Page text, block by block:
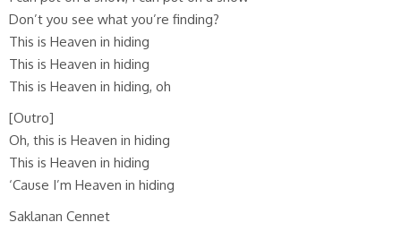
Don’t you see what you’re finding?
This is Heaven in hiding
This is Heaven in hiding
This is Heaven in hiding, oh
[Outro]
Oh, this is Heaven in hiding
This is Heaven in hiding
‘Cause I’m Heaven in hiding
Saklanan Cennet